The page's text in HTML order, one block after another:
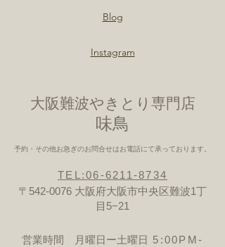
Blog
Instagram
大阪難波やきとり専門店
​味鳥
予約・その他お急ぎのお問合せはお電話にて承っております。
TEL:06-6211-8734
〒542-0076 大阪府大阪市中央区難波1丁
目5−21
営業時間 月曜日ー土曜日 5:00PM-